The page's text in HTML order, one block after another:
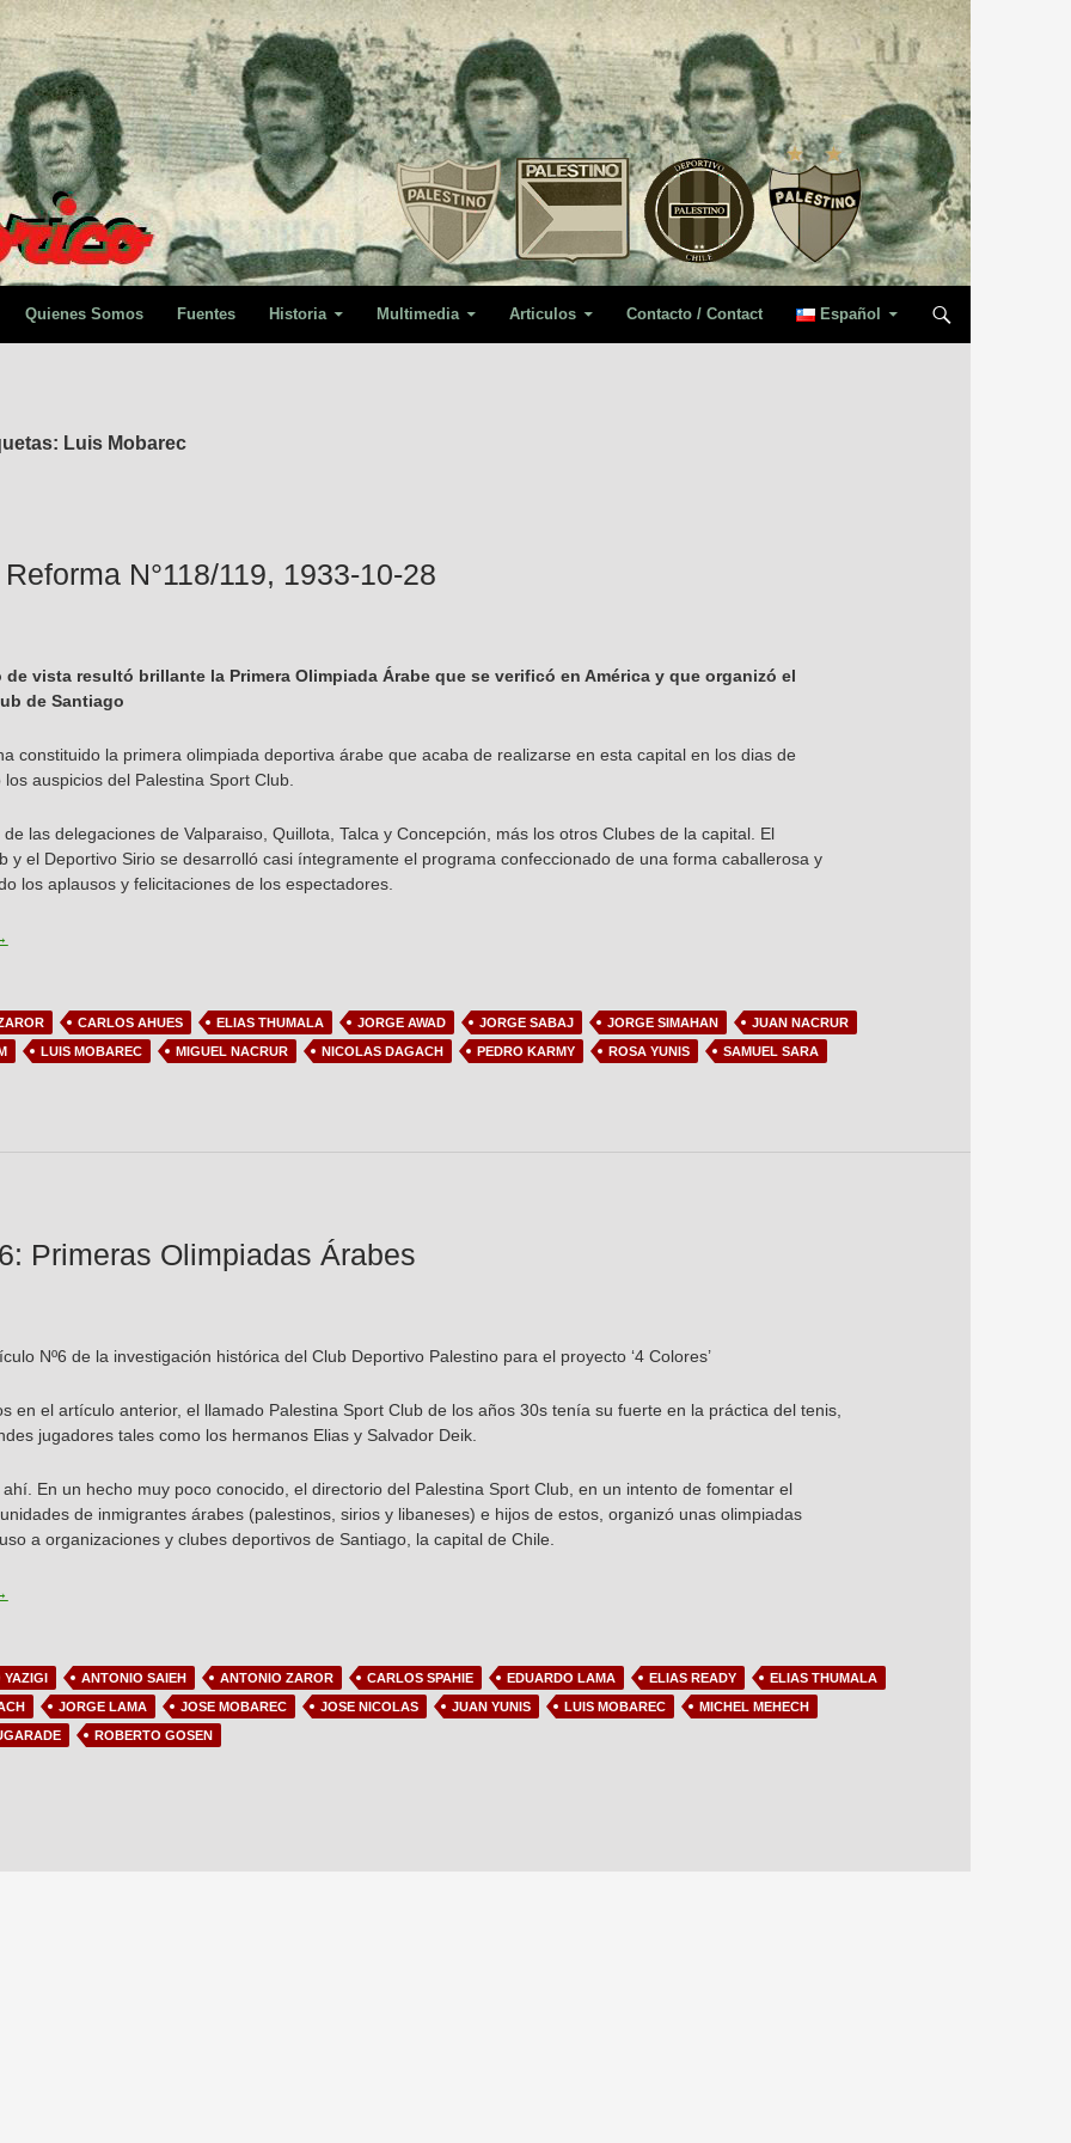
Quienes Somos Fuentes Historia Multimedia Articulos Contacto / Contact Español
Luis Mobarec
N°118/119, 1933-10-28
vista resultó brillante la Primera Olimpiada Árabe que se verificó en América y que organizó el
de Santiago
constituido la primera olimpiada deportiva árabe que acaba de realizarse en esta capital en los dias de
auspicios del Palestina Sport Club.
las delegaciones de Valparaiso, Quillota, Talca y Concepción, más los otros Clubes de la capital. El
y el Deportivo Sirio se desarrolló casi íntegramente el programa confeccionado de una forma caballerosa y
los aplausos y felicitaciones de los espectadores.
La Reforma N°118/119, 1933-10-28
CARLOS AHUES ELIAS THUMALA JORGE AWAD JORGE SABAJ JORGE SIMAHAN
JUAN NACRUR
LUIS MOBAREC MIGUEL NACRUR NICOLAS DAGACH PEDRO KARMY ROSA YUNIS
SAMUEL SARA
Primeras Olimpiadas Árabes
Nº6 de la investigación histórica del Club Deportivo Palestino para el proyecto ‘4 Colores’
en el artículo anterior, el llamado Palestina Sport Club de los años 30s tenía su fuerte en la práctica del tenis,
jugadores tales como los hermanos Elias y Salvador Deik.
En un hecho muy poco conocido, el directorio del Palestina Sport Club, en un intento de fomentar el
de inmigrantes árabes (palestinos, sirios y libaneses) e hijos de estos, organizó unas olimpiadas
a organizaciones y clubes deportivos de Santiago, la capital de Chile.
N°6: Primeras Olimpiadas Árabes
YAZIGI ANTONIO SAIEH ANTONIO ZAROR CARLOS SPAHIE EDUARDO LAMA ELIAS READY
ELIAS THUMALA
JORGE LAMA JOSE MOBAREC JOSE NICOLAS JUAN YUNIS LUIS MOBAREC
MICHEL MEHECH
ROBERTO GOSEN